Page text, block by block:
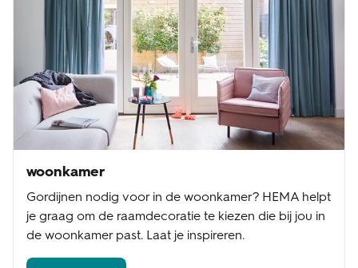
woonkamer
Gordijnen nodig voor in de woonkamer? HEMA helpt
je graag om de raamdecoratie te kiezen die bij jou in
de woonkamer past. Laat je inspireren.